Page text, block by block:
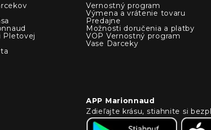
Pletovej
Vernostný program
Výmena a vrátenie tovaru
Predajne
Možnosti doručenia a platby
VOP Vernostný program
Vase Darceky
APP Marionnaud
Zdieľajte krásu, stiahnite si